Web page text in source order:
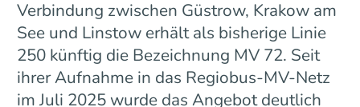
Verbindung zwischen Güstrow, Krakow am
See und Linstow erhält als bisherige Linie
250 künftig die Bezeichnung MV 72. Seit
ihrer Aufnahme in das Regiobus-MV-Netz
im Juli 2025 wurde das Angebot deutlich